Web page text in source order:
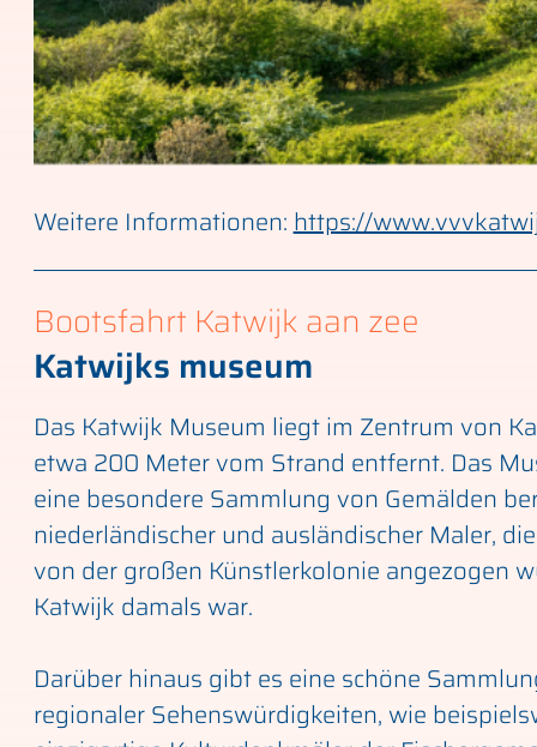
Weitere Informationen:https://
Bootsfahrt Katwijk aan zee
Katwijks museum
Das Katwijk Museum liegt im Zentrum von
etwa 200 Meter vom Strand entfernt. Das
eine besondere Sammlung von Gemälden
niederländischer und ausländischer Maler,
von der großen Künstlerkolonie angezogen
Katwijk damals war.
Darüber hinaus gibt es eine schöne
regionaler Sehenswürdigkeiten, wie